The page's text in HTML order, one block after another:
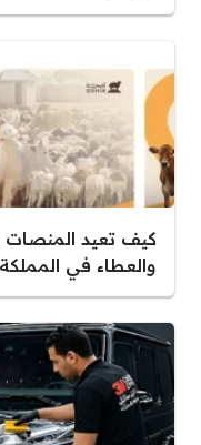
كيف تعيد المنصات
والعطاء في